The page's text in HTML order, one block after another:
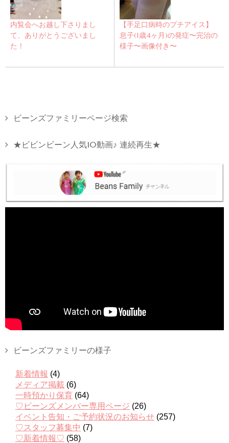
内覧会へお越し下さりまし
て、ありがとうございまし
た！
【手足口病時のプチアイス】
息子(1歳4ヶ月)の発症〜完治の
様子〜画像付き〜
ビーンズファミリーページ検索
★ビビンビーン人気10動画♪ 連続再生★
ビーンズファミリーの様子
新着情報 (4)
メディア掲載 (6)
一時預かり保育 (64)
♡ビーンズメンバー専用ページ (26)
イベント告知・ご予約状況のお知らせ (257)
♡スタッフ募集中 (7)
♡新着情報♡ (58)